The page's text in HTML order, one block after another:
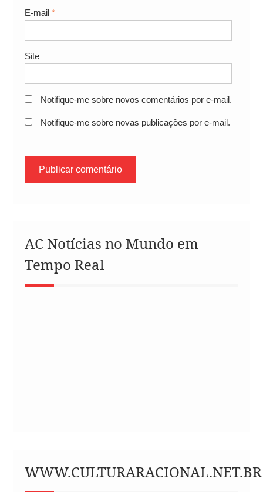
E-mail *
Site
Notifique-me sobre novos comentários por e-mail.
Notifique-me sobre novas publicações por e-mail.
AC Notícias no Mundo em
Tempo Real
WWW.CULTURARACIONAL.NET.BR